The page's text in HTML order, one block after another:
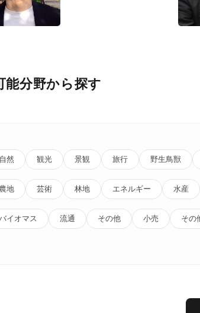
能分野から探す
自然 観光 景観 旅行 野生鳥獣
農地 芸術 林地 エネルギー 水産
イオマス 流通 その他 小売 その